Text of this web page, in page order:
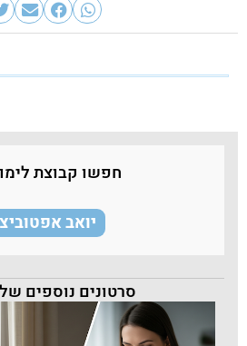
חפשו קבוצת
יואב
סרטונים נוספים